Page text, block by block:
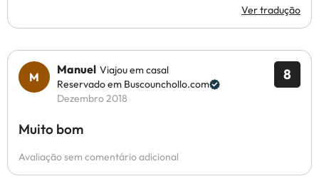
Ver tradução
8
Manuel Viajou em casal
Reservado em Buscounchollo.com
Dezembro 2018
Muito bom
Avaliação sem comentário adicional